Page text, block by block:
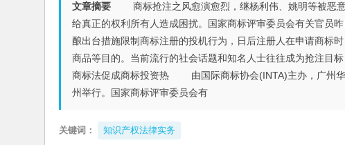
文章摘要 商标抢注之风愈演愈烈，继杨利伟、姚明等被恶意
给真正的权利所有人造成困扰。国家商标评审委员会有关官员
酿出台措施限制商标注册的投机行为，日后注册人在申请商标
商品等目的。当前流行的社会话题和知名人士往往成为抢注
商标法促成商标投资热 由国际商标协会(INTA)主办，广州华
州举行。国家商标评审委员会有
关键词： 知识产权法律实务